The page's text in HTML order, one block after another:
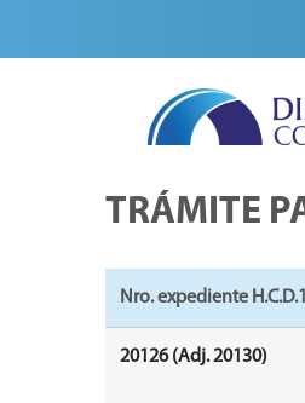
TRÁMITE
Nro. expediente H.C.D.1
20126 (Adj. 20130)